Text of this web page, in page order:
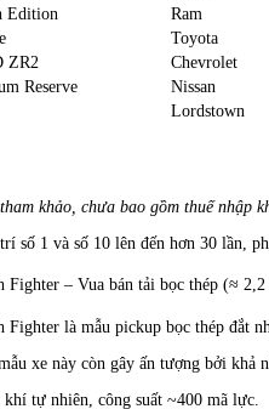
Edition Ram
Toyota
ZR2 Chevrolet
Reserve Nissan
Lordstown
khảo, chưa bao gồm thuế nhập
số 1 và số 10 lên đến hơn 30 lần,
Fighter – Vua bán tải bọc thép (≈
là mẫu pickup bọc thép đắt
xe này còn gây ấn tượng bởi khả
tự nhiên, công suất ~400 mã lực.